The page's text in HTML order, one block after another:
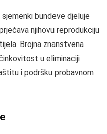
bundeve djeluje
njihovu reprodukciju
Brojna znanstvena
u eliminaciji
i podršku probavnom